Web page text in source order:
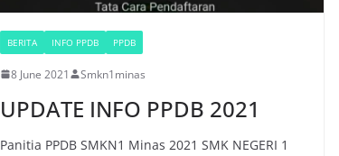
BERITA INFO PPDB PPDB
8 June 2021 Smkn1minas
UPDATE INFO PPDB 2021
Panitia PPDB SMKN1 Minas 2021 SMK NEGERI 1